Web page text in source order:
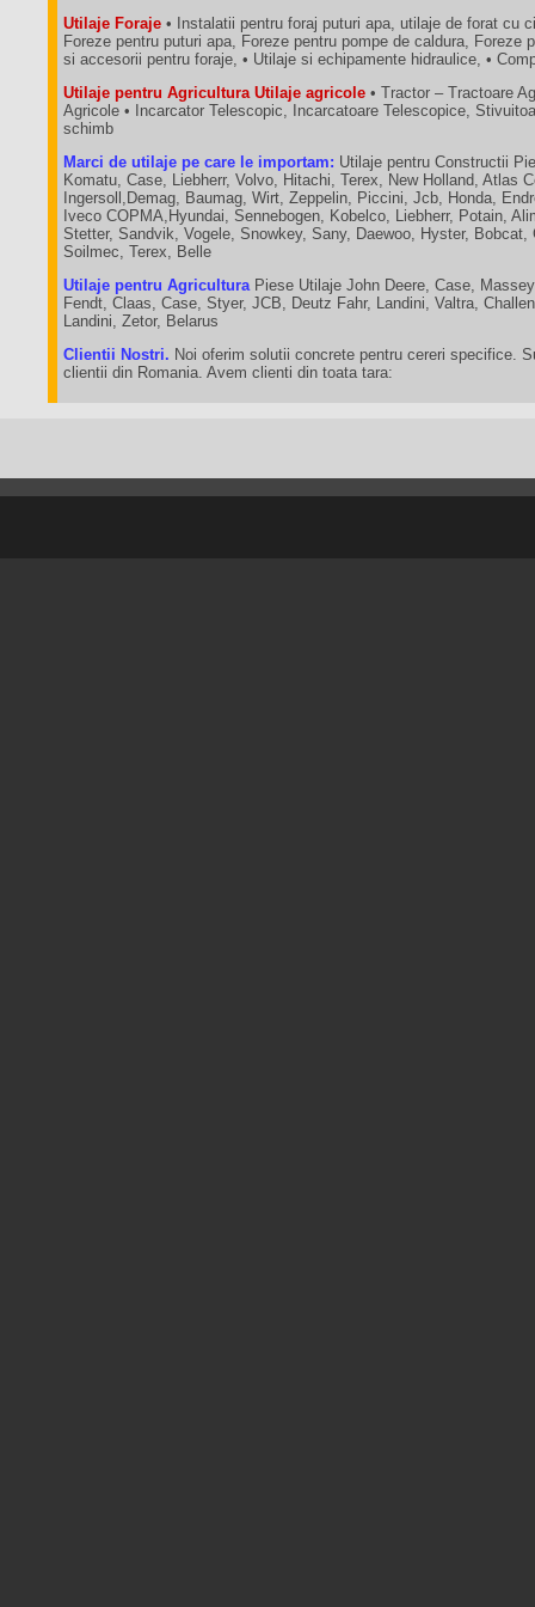
Utilaje Foraje • Instalatii pentru foraj puturi apa, utilaje de forat cu
Foreze pentru puturi apa, Foreze pentru pompe de caldura, Foreze
si accesorii pentru foraje, • Utilaje si echipamente hidraulice, •
Utilaje pentru Agricultura Utilaje agricole • Tractor – Tractoare
Agricole • Incarcator Telescopic, Incarcatoare Telescopice,
schimb
Marci de utilaje pe care le importam: Utilaje pentru Constructii
Komatu, Case, Liebherr, Volvo, Hitachi, Terex, New Holland, Atlas
Ingersoll,Demag, Baumag, Wirt, Zeppelin, Piccini, Jcb, Honda,
Iveco COPMA,Hyundai, Sennebogen, Kobelco, Liebherr, Potain,
Stetter, Sandvik, Vogele, Snowkey, Sany, Daewoo, Hyster, Bobcat,
Soilmec, Terex, Belle
Utilaje pentru Agricultura Piese Utilaje John Deere, Case,
Fendt, Claas, Case, Styer, JCB, Deutz Fahr, Landini, Valtra,
Landini, Zetor, Belarus
Clientii Nostri. Noi oferim solutii concrete pentru cereri specifice.
clientii din Romania. Avem clienti din toata tara: